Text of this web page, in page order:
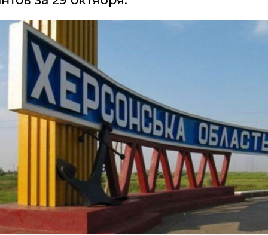
Украина
Спорт
Культура
Война на Донбассе и в
Крыму
"ДНР"
"ЛНР"
Оккупация Крыма
Новости Крыма
Стиль Диалога
Шоу-биз
Культура
Общество
Пресс-релизы
Пресс-релизы
Авторское
Мнение
Блоги